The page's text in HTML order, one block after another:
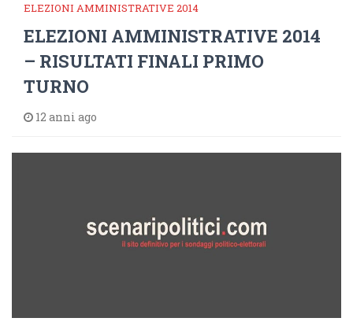
ELEZIONI AMMINISTRATIVE 2014
ELEZIONI AMMINISTRATIVE 2014
– RISULTATI FINALI PRIMO
TURNO
12 anni ago